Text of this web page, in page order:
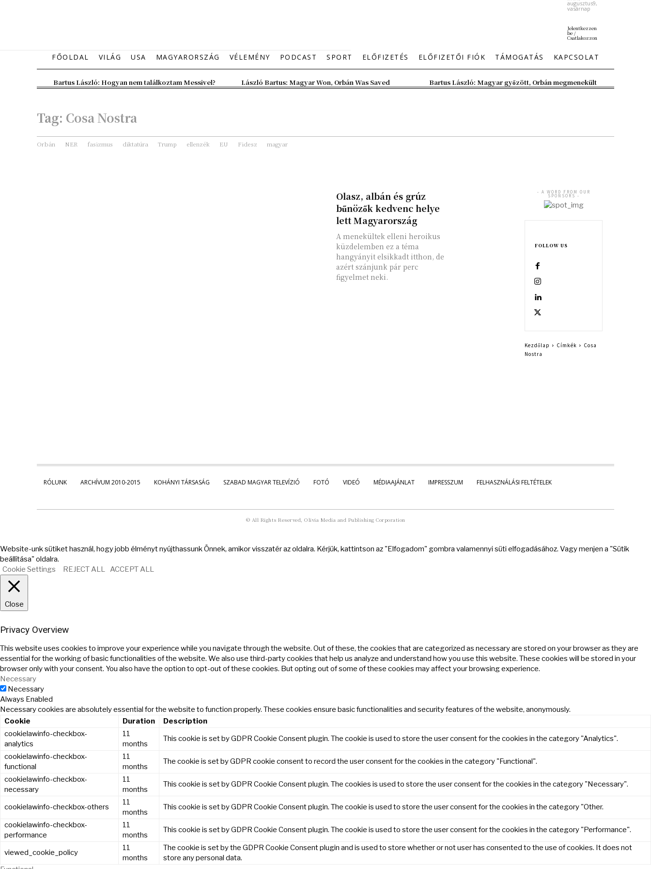
augusztus9,
vasárnap
Jelentkezzen
be /
Csatlakozzon
FŐOLDAL VILÁG USA MAGYARORSZÁG VÉLEMÉNY PODCAST SPORT ELŐFIZETÉS ELŐFIZETŐI FIÓK TÁMOGATÁS KAPCSOLAT
Bartus László: Hogyan nem találkoztam Messivel? László Bartus: Magyar Won, Orbán Was Saved Bartus László: Magyar győzött, Orbán megmenekült
Tag: Cosa Nostra
Orbán NER fasizmus diktatúra Trump ellenzék EU Fidesz magyar
Olasz, albán és grúz
bűnözők kedvenc helye
lett Magyarország
A menekültek elleni heroikus
küzdelemben ez a téma
hangyányit elsikkadt itthon, de
azért szánjunk pár perc
figyelmet neki.
- A WORD FROM OUR
SPONSORS -
FOLLOW US
Kezdőlap Címkék
Cosa
Nostra
RÓLUNK ARCHÍVUM 2010-2015 KOHÁNYI TÁRSASÁG SZABAD MAGYAR TELEVÍZIÓ FOTÓ VIDEÓ MÉDIAAJÁNLAT IMPRESSZUM FELHASZNÁLÁSI FELTÉTELEK
© All Rights Reserved, Olivia Media and Publishing Corporation
Website-unk sütiket használ, hogy jobb élményt nyújthassunk Önnek, amikor visszatér az oldalra. Kérjük, kattintson az "Elfogadom" gombra valamennyi süti elfogadásához. Vagy menjen a "Sütik
beállítása" oldalra.
Cookie Settings
REJECT ALL ACCEPT ALL
Close
Privacy Overview
This website uses cookies to improve your experience while you navigate through the website. Out of these, the cookies that are categorized as necessary are stored on your browser as they are
essential for the working of basic functionalities of the website. We also use third-party cookies that help us analyze and understand how you use this website. These cookies will be stored in your
browser only with your consent. You also have the option to opt-out of these cookies. But opting out of some of these cookies may affect your browsing experience.
Necessary
Necessary
Always Enabled
Necessary cookies are absolutely essential for the website to function properly. These cookies ensure basic functionalities and security features of the website, anonymously.
Cookie
Duration
Description
cookielawinfo-checkbox-
analytics
11
months
This cookie is set by GDPR Cookie Consent plugin. The cookie is used to store the user consent for the cookies in the category "Analytics".
cookielawinfo-checkbox-
functional
11
months
The cookie is set by GDPR cookie consent to record the user consent for the cookies in the category "Functional".
cookielawinfo-checkbox-
necessary
11
months
This cookie is set by GDPR Cookie Consent plugin. The cookies is used to store the user consent for the cookies in the category "Necessary".
cookielawinfo-checkbox-others
11
months
This cookie is set by GDPR Cookie Consent plugin. The cookie is used to store the user consent for the cookies in the category "Other.
cookielawinfo-checkbox-
performance
11
months
This cookie is set by GDPR Cookie Consent plugin. The cookie is used to store the user consent for the cookies in the category "Performance".
viewed_cookie_policy
11
months
The cookie is set by the GDPR Cookie Consent plugin and is used to store whether or not user has consented to the use of cookies. It does not
store any personal data.